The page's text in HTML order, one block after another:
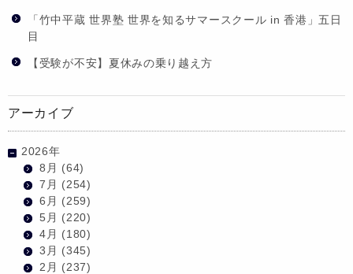
「竹中平蔵 世界塾 世界を知るサマースクール in 香港」五日
目
【受験が不安】夏休みの乗り越え方
アーカイブ
2026年
8月 (64)
7月 (254)
6月 (259)
5月 (220)
4月 (180)
3月 (345)
2月 (237)